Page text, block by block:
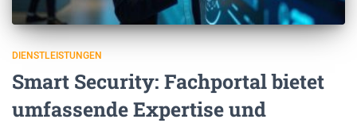
DIENSTLEISTUNGEN
Smart Security: Fachportal bietet
umfassende Expertise und